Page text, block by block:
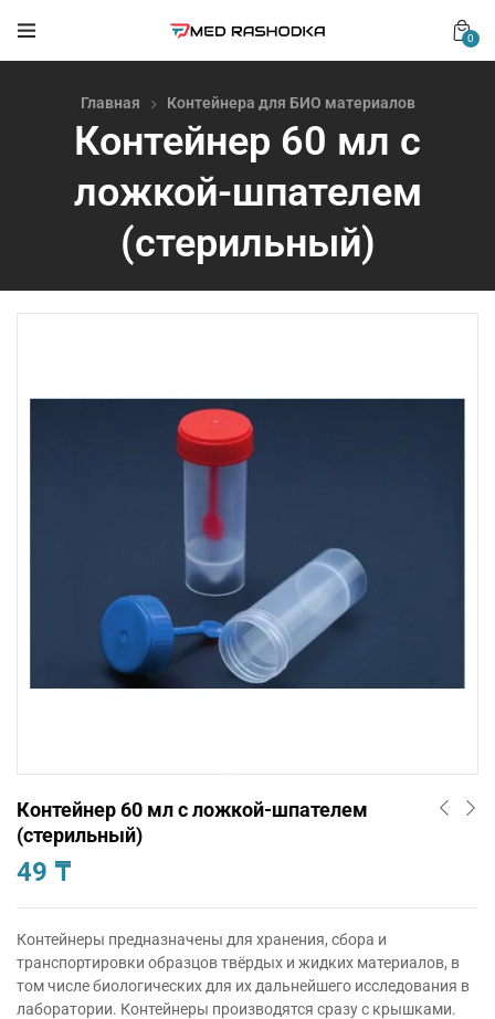
0
Главная Контейнера для БИО материалов
Контейнер 60 мл с
ложкой-шпателем
(стерильный)
Контейнер 60 мл с ложкой-шпателем
(стерильный)
49 ₸
Контейнеры предназначены для хранения, сбора и
транспортировки образцов твёрдых и жидких материалов, в
том числе биологических для их дальнейшего исследования в
лаборатории. Контейнеры производятся сразу с крышками.